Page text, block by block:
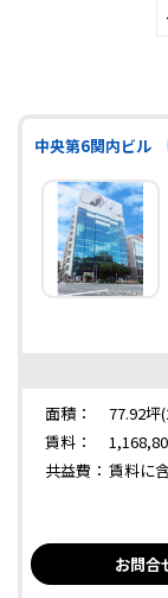
中央第6関内ビル
面積：
77.92坪
賃料：
共益費： 賃料に
お問合